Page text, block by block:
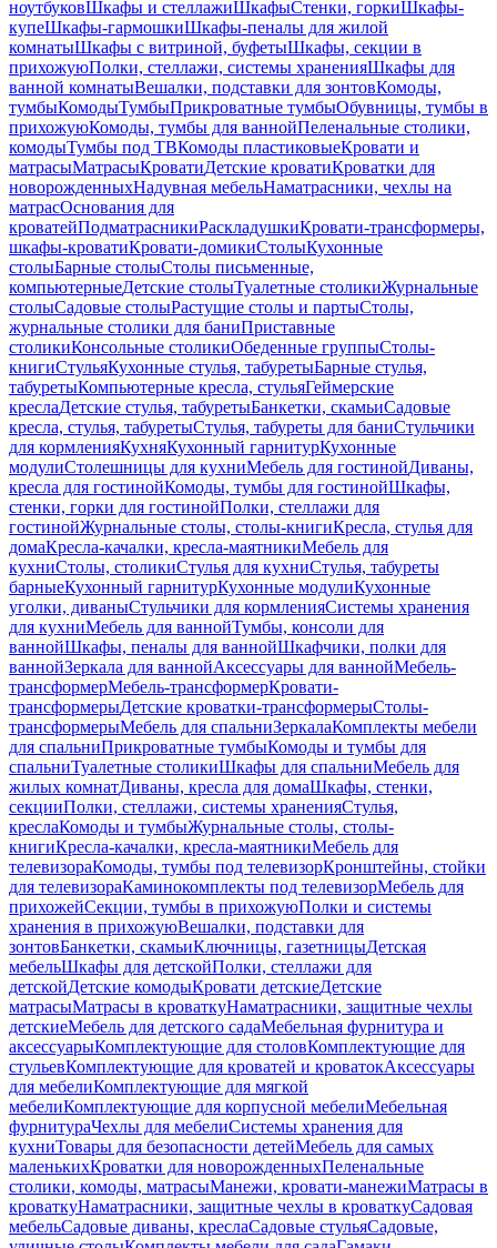
ноутбуковШкафы и стеллажиШкафыСтенки, горкиШкафы-
купеШкафы-гармошкиШкафы-пеналы для жилой
комнатыШкафы с витриной, буфетыШкафы, секции в
прихожуюПолки, стеллажи, системы храненияШкафы для
ванной комнатыВешалки, подставки для зонтовКомоды,
тумбыКомодыТумбыПрикроватные тумбыОбувницы, тумбы в
прихожуюКомоды, тумбы для ваннойПеленальные столики,
комодыТумбы под ТВКомоды пластиковыеКровати и
матрасыМатрасыКроватиДетские кроватиКроватки для
новорожденныхНадувная мебельНаматрасники, чехлы на
матрасОснования для
кроватейПодматрасникиРаскладушкиКровати-трансформеры,
шкафы-кроватиКровати-домикиСтолыКухонные
столыБарные столыСтолы письменные,
компьютерныеДетские столыТуалетные столикиЖурнальные
столыСадовые столыРастущие столы и партыСтолы,
журнальные столики для баниПриставные
столикиКонсольные столикиОбеденные группыСтолы-
книгиСтульяКухонные стулья, табуретыБарные стулья,
табуретыКомпьютерные кресла, стульяГеймерские
креслаДетские стулья, табуретыБанкетки, скамьиСадовые
кресла, стулья, табуретыСтулья, табуреты для баниСтульчики
для кормленияКухняКухонный гарнитурКухонные
модулиСтолешницы для кухниМебель для гостинойДиваны,
кресла для гостинойКомоды, тумбы для гостинойШкафы,
стенки, горки для гостинойПолки, стеллажи для
гостинойЖурнальные столы, столы-книгиКресла, стулья для
домаКресла-качалки, кресла-маятникиМебель для
кухниСтолы, столикиСтулья для кухниСтулья, табуреты
барныеКухонный гарнитурКухонные модулиКухонные
уголки, диваныСтульчики для кормленияСистемы хранения
для кухниМебель для ваннойТумбы, консоли для
ваннойШкафы, пеналы для ваннойШкафчики, полки для
ваннойЗеркала для ваннойАксессуары для ваннойМебель-
трансформерМебель-трансформерКровати-
трансформерыДетские кроватки-трансформерыСтолы-
трансформерыМебель для спальниЗеркалаКомплекты мебели
для спальниПрикроватные тумбыКомоды и тумбы для
спальниТуалетные столикиШкафы для спальниМебель для
жилых комнатДиваны, кресла для домаШкафы, стенки,
секцииПолки, стеллажи, системы храненияСтулья,
креслаКомоды и тумбыЖурнальные столы, столы-
книгиКресла-качалки, кресла-маятникиМебель для
телевизораКомоды, тумбы под телевизорКронштейны, стойки
для телевизораКаминокомплекты под телевизорМебель для
прихожейСекции, тумбы в прихожуюПолки и системы
хранения в прихожуюВешалки, подставки для
зонтовБанкетки, скамьиКлючницы, газетницыДетская
мебельШкафы для детскойПолки, стеллажи для
детскойДетские комодыКровати детскиеДетские
матрасыМатрасы в кроваткуНаматрасники, защитные чехлы
детскиеМебель для детского садаМебельная фурнитура и
аксессуарыКомплектующие для столовКомплектующие для
стульевКомплектующие для кроватей и кроватокАксессуары
для мебелиКомплектующие для мягкой
мебелиКомплектующие для корпусной мебелиМебельная
фурнитураЧехлы для мебелиСистемы хранения для
кухниТовары для безопасности детейМебель для самых
маленькихКроватки для новорожденныхПеленальные
столики, комоды, матрасыМанежи, кровати-манежиМатрасы в
кроваткуНаматрасники, защитные чехлы в кроваткуСадовая
мебельСадовые диваны, креслаСадовые стульяСадовые,